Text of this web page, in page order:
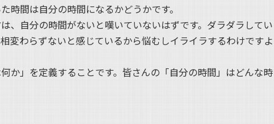
時間は自分の時間になるかどうかです。
、自分の時間がないと嘆いていないはずです。ダラダラしてい
変わらずないと感じているから悩むしイライラするわけですよ
か」を定義することです。皆さんの「自分の時間」はどんな時